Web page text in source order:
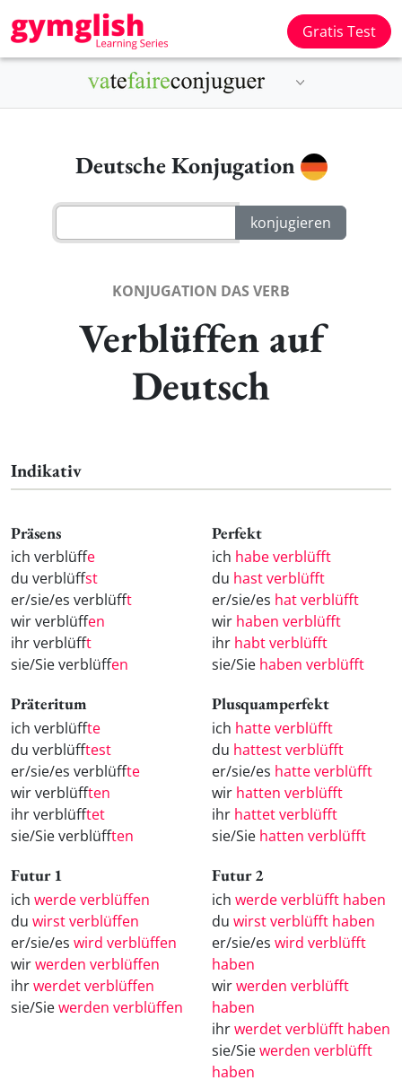
Gratis Test
Deutsche Konjugation
KONJUGATION DAS VERB
Verblüffen auf
Deutsch
Indikativ
Präsens
ich verblüffe
du verblüffst
er/sie/es verblüfft
wir verblüffen
ihr verblüfft
sie/Sie verblüffen
Perfekt
ich habe verblüfft
du hast verblüfft
er/sie/es hat verblüfft
wir haben verblüfft
ihr habt verblüfft
sie/Sie haben verblüfft
Präteritum
ich verblüffte
du verblüfftest
er/sie/es verblüffte
wir verblüfften
ihr verblüfftet
sie/Sie verblüfften
Plusquamperfekt
ich hatte verblüfft
du hattest verblüfft
er/sie/es hatte verblüfft
wir hatten verblüfft
ihr hattet verblüfft
sie/Sie hatten verblüfft
Futur 1
ich werde verblüffen
du wirst verblüffen
er/sie/es wird verblüffen
wirwerden verblüffen
ihrwerdet verblüffen
sie/Siewerden verblüffen
Futur 2
ich werde verblüfft haben
du wirst verblüfft haben
er/sie/es wird verblüfft
haben
wirwerden verblüfft
haben
ihrwerdet verblüfft haben
sie/Siewerden verblüfft
haben